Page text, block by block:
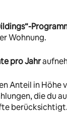
Wohnung.
pro Jahr
Anteil in Höhe
die du
berücksichtigt.